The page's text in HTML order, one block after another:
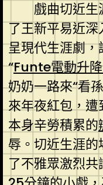
戲曲切近生
了王新平易近
呈現代生涯劇
“Funte電動升
奶奶一路來“看
來年夜紅包，
本身辛勞積累的
辱。切近生涯
了不雅眾激烈